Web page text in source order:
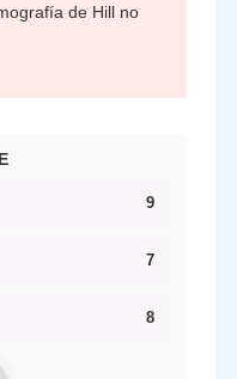
de Hill no
9
7
8